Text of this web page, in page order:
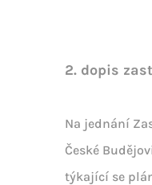
2. dopis
Na jednání
České
týkající se